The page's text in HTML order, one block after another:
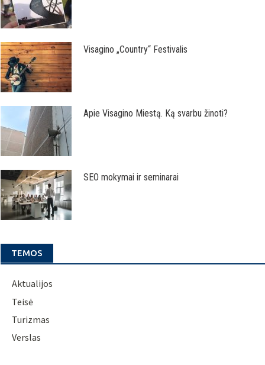
Visagino „Country“ Festivalis
Apie Visagino Miestą. Ką svarbu žinoti?
SEO mokymai ir seminarai
TEMOS
Aktualijos
Teisė
Turizmas
Verslas